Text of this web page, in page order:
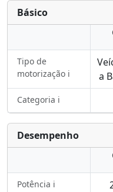
Básico
Tipo de
motorização ℹ️
a
Categoria ℹ️
Desempenho
Potência ℹ️